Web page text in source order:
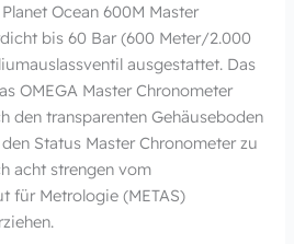
Ocean 600M Master
bis 60 Bar (600 Meter/2.000
ausgestattet. Das
OMEGA Master Chronometer
den transparenten Gehäuseboden
Status Master Chronometer zu
acht strengen vom
für Metrologie (METAS)